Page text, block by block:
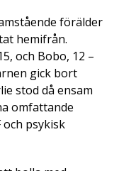
förälder
hemifrån.
och Bobo, 12 –
gick bort
stod då ensam
omfattande
psykisk